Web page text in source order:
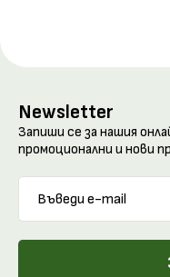
Newsletter
Запиши се за нашия
промоционални и нови